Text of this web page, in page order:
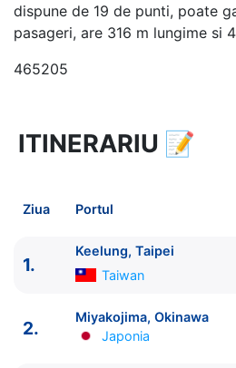
dispune de 19 de punti, poate
pasageri, are 316 m lungime si
465205
5 zile vacanta de croaziera in
link oferta
Plecare pe 28 Dec 2026 din
MSC Cruises
ITINERARIU 📝
Ziua Portul
1.
Keelung, Taipei
Taiwan
2.
Miyakojima, Okinawa
Japonia